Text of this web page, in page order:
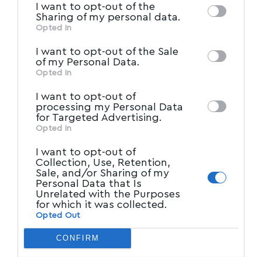
of downstream participants. This
information may also be disclosed by us to
Participantsthat may further disclose it to
other third parties.
I want to opt-out of the
Sharing of my personal data.
Opted In
I want to opt-out of the Sale
of my Personal Data.
Opted In
I want to opt-out of
processing my Personal Data
for Targeted Advertising.
Opted In
I want to opt-out of
Collection, Use, Retention,
Sale, and/or Sharing of my
Personal Data that Is
Unrelated with the Purposes
for which it was collected.
Opted Out
CONFIRM